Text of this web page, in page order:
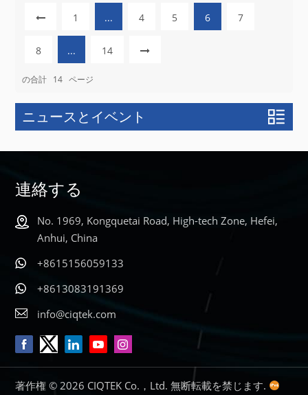
1 ... 4 5 6 7
8 ... 14
の合計 14 ページ
ニュースとイベント
連絡する
No. 1969, Kongquetai Road, High-tech Zone, Hefei,
Anhui, China
+8615156059133
+8613083191369
info@ciqtek.com
著作権 © 2026 CIQTEK Co.，Ltd. 無断転載を禁じます.